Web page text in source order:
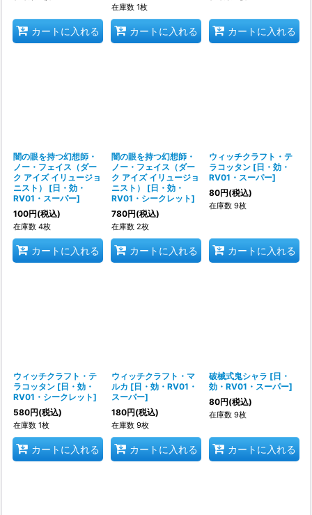
カートに入れる
在庫数 1枚
カートに入れる カートに入れる
闇の眼を持つ幻想師・
ノー・フェイス（ダー
ク アイズ イリュージョ
ニスト）
[日・効・
RV01・スーパー]
100円(税込)
在庫数 4枚
カートに入れる
闇の眼を持つ幻想師・
ノー・フェイス（ダー
ク アイズ イリュージョ
ニスト）
[日・効・
RV01・シークレット]
780円(税込)
在庫数 2枚
カートに入れる
ウィッチクラフト・テ
ラコッタン [日・効・
RV01・スーパー]
80円(税込)
在庫数 9枚
カートに入れる
ウィッチクラフト・テ
ラコッタン [日・効・
RV01・シークレット]
580円(税込)
在庫数 1枚
カートに入れる
ウィッチクラフト・マ
ルカ [日・効・RV01・
スーパー]
180円(税込)
在庫数 9枚
カートに入れる
破械式鬼シャラ [日・
効・RV01・スーパー]
80円(税込)
在庫数 9枚
カートに入れる